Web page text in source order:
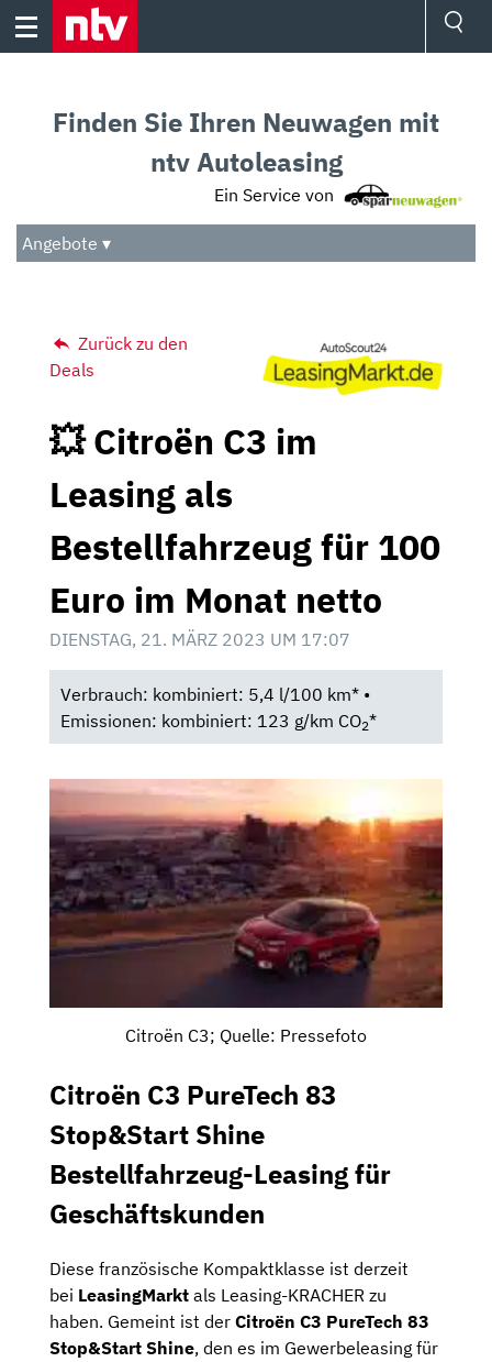
Skip
Audio
Das Beste
Finden Sie Ihren Neuwagen mit
ntv Autoleasing
Ein Service von
Angebote ▾
Zurück zu den
Deals
💥 Citroën C3 im
Leasing als
Bestellfahrzeug für 100
Euro im Monat netto
DIENSTAG, 21. MÄRZ 2023 UM 17:07
Verbrauch: kombiniert: 5,4 l/100 km* •
Emissionen: kombiniert: 123 g/km CO2*
Citroën C3; Quelle: Pressefoto
Citroën C3 PureTech 83
Stop&Start Shine
Bestellfahrzeug-Leasing für
Geschäftskunden
Diese französische Kompaktklasse ist derzeit
bei LeasingMarkt als Leasing-KRACHER zu
haben. Gemeint ist der Citroën C3 PureTech 83
Stop&Start Shine, den es im Gewerbeleasing für